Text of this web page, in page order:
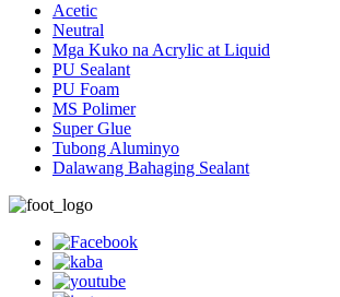
Acetic
Neutral
Mga Kuko na Acrylic at Liquid
PU Sealant
PU Foam
MS Polimer
Super Glue
Tubong Aluminyo
Dalawang Bahaging Sealant